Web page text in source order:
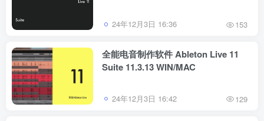
24年12月3日 16:36 153
全能电音制作软件 Ableton Live 11
Suite 11.3.13 WIN/MAC
24年12月3日 16:42 129